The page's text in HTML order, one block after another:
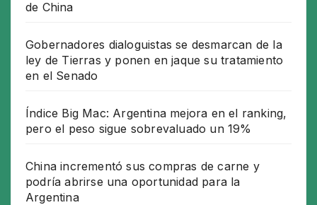
de China
Gobernadores dialoguistas se desmarcan de la
ley de Tierras y ponen en jaque su tratamiento
en el Senado
Índice Big Mac: Argentina mejora en el ranking,
pero el peso sigue sobrevaluado un 19%
China incrementó sus compras de carne y
podría abrirse una oportunidad para la
Argentina